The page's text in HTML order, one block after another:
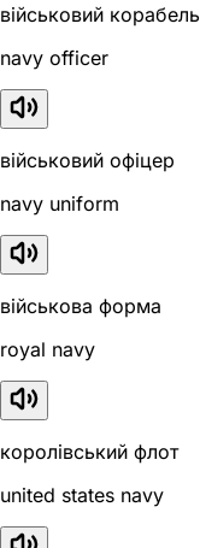
військовий корабель
navy officer
військовий офіцер
navy uniform
військова форма
royal navy
королівський флот
united states navy